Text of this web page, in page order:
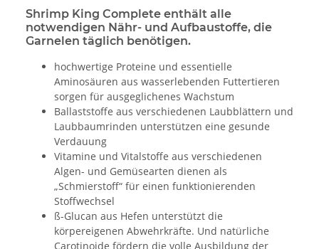
Shrimp King Complete enthält alle
notwendigen Nähr- und Aufbaustoffe, die
Garnelen täglich benötigen.
hochwertige Proteine und essentielle
Aminosäuren aus wasserlebenden Futtertieren
sorgen für ausgeglichenes Wachstum
Ballaststoffe aus verschiedenen Laubblättern und
Laubbaumrinden unterstützen eine gesunde
Verdauung
Vitamine und Vitalstoffe aus verschiedenen
Algen- und Gemüsearten dienen als
„Schmierstoff“ für einen funktionierenden
Stoffwechsel
ß-Glucan aus Hefen unterstützt die
körpereigenen Abwehrkräfte. Und natürliche
Carotinoide fördern die volle Ausbildung der